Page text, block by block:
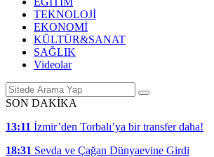
TEKNOLOJİ
EKONOMİ
KÜLTÜR&SANAT
SAĞLIK
Videolar
SON DAKİKA
13:11 İzmir’den Torbalı’ya bir transfer daha!
18:31 Sevda ve Çağan Dünyaevine Girdi